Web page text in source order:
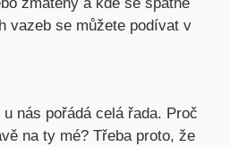
zmatený a kde se špatně
vazeb se můžete podívat v
nás pořádá celá řada. Proč
na ty mé? Třeba proto, že